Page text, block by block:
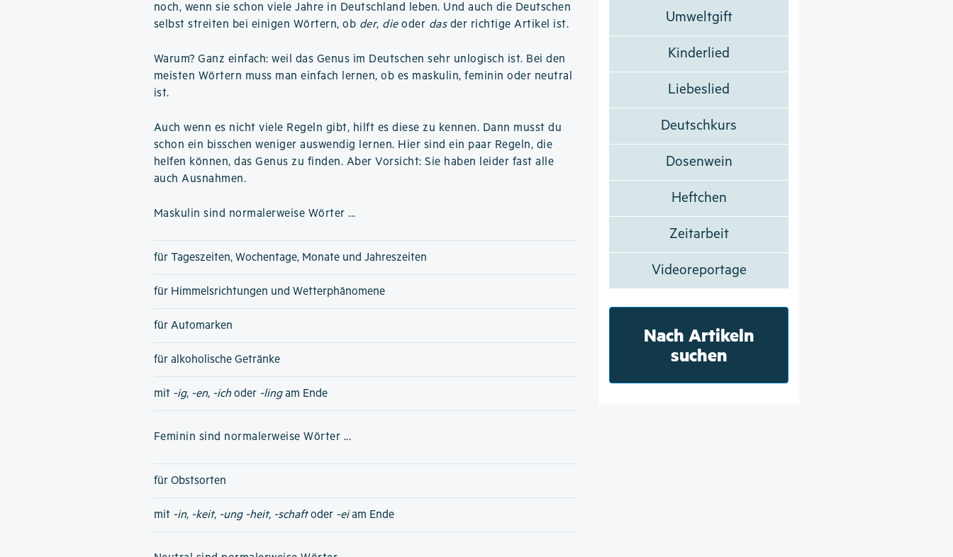
noch, wenn sie schon viele Jahre in Deutschland leben. Und auch die Deutschen
selbst streiten bei einigen Wörtern, ob der, dieoder dasder richtige Artikel ist.
Warum? Ganz einfach: weil das Genus im Deutschen sehr unlogisch ist. Bei den
meisten Wörtern muss man einfach lernen, ob es maskulin, feminin oder neutral
ist.
Auch wenn es nicht viele Regeln gibt, hilft es diese zu kennen. Dann musst du
schon ein bisschen weniger auswendig lernen. Hier sind ein paar Regeln, die
helfen können, das Genus zu finden. Aber Vorsicht: Sie haben leider fast alle
auch Ausnahmen.
Maskulin sind normalerweise Wörter ...
für Tageszeiten, Wochentage, Monate und Jahreszeiten
für Himmelsrichtungen und Wetterphänomene
für Automarken
für alkoholische Getränke
mit -ig, -en, -ichoder -lingam Ende
Feminin sind normalerweise Wörter ...
für Obstsorten
mit -in, -keit, -ung -heit, -schaftoder -eiam Ende
Umweltgift
Kinderlied
Liebeslied
Deutschkurs
Dosenwein
Heftchen
Zeitarbeit
Videoreportage
Nach Artikeln
suchen